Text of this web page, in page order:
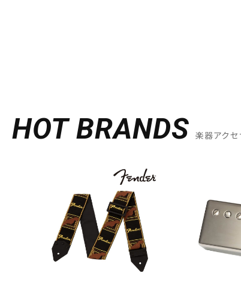
HOT BRANDS 楽器アク